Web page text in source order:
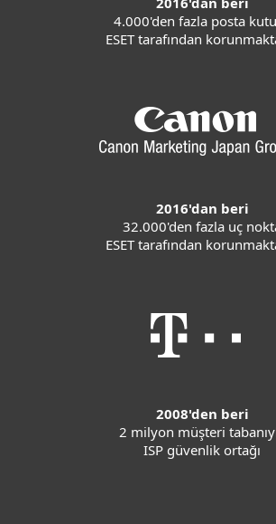
4.000'den fazla posta
ESET tarafından
2016'dan beri
32.000'den fazla uç
ESET tarafından
2008'den beri
2 milyon müşteri
ISP güvenlik ortağı